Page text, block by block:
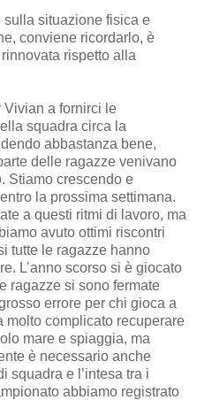
sulla situazione fisica e
conviene ricordarlo, è
rispetto alla
Vivian a fornirci le
squadra circa la
abbastanza bene,
delle ragazze venivano
Stiamo crescendo e
la prossima settimana.
a questi ritmi di lavoro, ma
avuto ottimi riscontri
tutte le ragazze hanno
L’anno scorso si è giocato
ragazze si sono fermate
errore per chi gioca a
complicato recuperare
mare e spiaggia, ma
è necessario anche
squadra e l’intesa tra i
abbiamo registrato